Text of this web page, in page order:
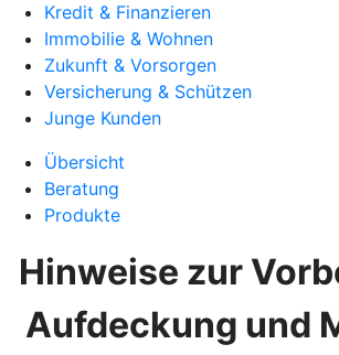
Kredit & Finanzieren
Immobilie & Wohnen
Zukunft & Vorsorgen
Versicherung & Schützen
Junge Kunden
Übersicht
Beratung
Produkte
Hinweise zur
Aufdeckung und